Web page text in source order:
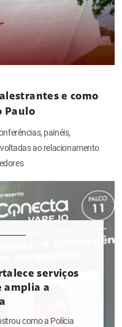
e como
Paulo
painéis,
ao relacionamento
serviços
amplia a
como a Polícia